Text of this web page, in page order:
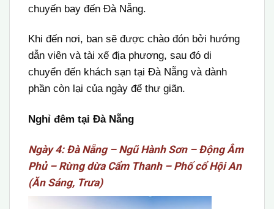
chuyến bay đến Đà Nẵng.
Khi đến nơi, ban sẽ được chào đón bởi hướng
dẫn viên và tài xế địa phương, sau đó di
chuyển đến khách sạn tại Đà Nẵng và dành
phần còn lại của ngày để thư giãn.
Nghỉ đêm tại Đà Nẵng
Ngày 4: Đà Nẵng – Ngũ Hành Sơn – Động Âm
Phủ – Rừng dừa Cẩm Thanh – Phố cổ Hội An
(Ăn Sáng, Trưa)